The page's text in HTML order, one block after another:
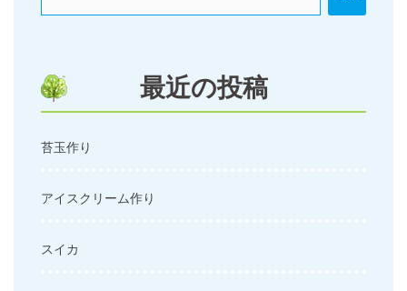
最近の投稿
苔玉作り
アイスクリーム作り
スイカ